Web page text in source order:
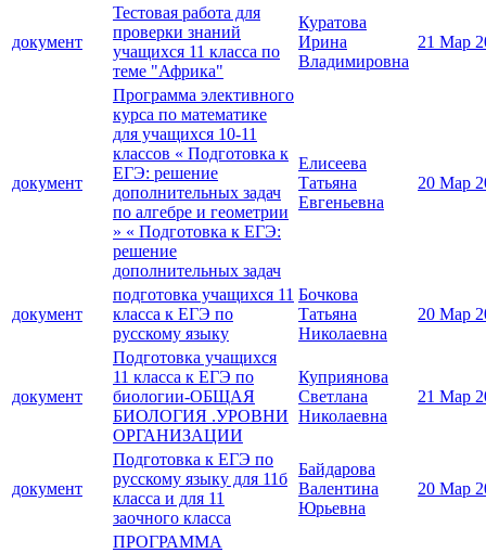
документ
Тестовая работа для
проверки знаний
учащихся 11 класса по
теме "Африка"
Куратова
Ирина
Владимировна
21 Мар
документ
Программа элективного
курса по математике
для учащихся 10-11
классов « Подготовка к
ЕГЭ: решение
дополнительных задач
по алгебре и геометрии
» « Подготовка к ЕГЭ:
решение
дополнительных задач
Елисеева
Татьяна
Евгеньевна
20 Мар
документ
подготовка учащихся 11
класса к ЕГЭ по
русскому языку
Бочкова
Татьяна
Николаевна
20 Мар
документ
Подготовка учащихся
11 класса к ЕГЭ по
биологии-ОБЩАЯ
БИОЛОГИЯ .УРОВНИ
ОРГАНИЗАЦИИ
Куприянова
Светлана
Николаевна
21 Мар
документ
Подготовка к ЕГЭ по
русскому языку для 11б
класса и для 11
заочного класса
Байдарова
Валентина
Юрьевна
20 Мар
ПРОГРАММА